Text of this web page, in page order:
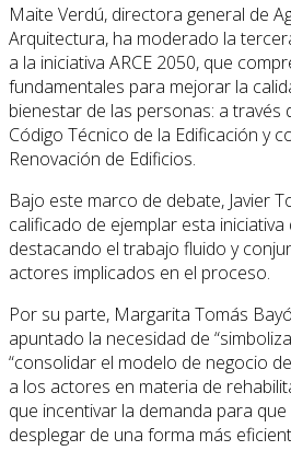
Maite Verdú, directora general de
Arquitectura, ha moderado la
a la iniciativa ARCE 2050, que
fundamentales para mejorar la
bienestar de las personas: a través
Código Técnico de la Edificación y
Renovación de Edificios.
Bajo este marco de debate, Javier
calificado de ejemplar esta iniciativa
destacando el trabajo fluido y
actores implicados en el proceso.
Por su parte, Margarita Tomás
apuntado la necesidad de
“consolidar el modelo de negocio
a los actores en materia de
que incentivar la demanda para
desplegar de una forma más